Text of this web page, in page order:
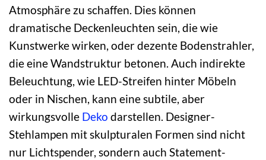
Atmosphäre zu schaffen. Dies können
dramatische Deckenleuchten sein, die wie
Kunstwerke wirken, oder dezente Bodenstrahler,
die eine Wandstruktur betonen. Auch indirekte
Beleuchtung, wie LED-Streifen hinter Möbeln
oder in Nischen, kann eine subtile, aber
wirkungsvolle Deko darstellen. Designer-
Stehlampen mit skulpturalen Formen sind nicht
nur Lichtspender, sondern auch Statement-